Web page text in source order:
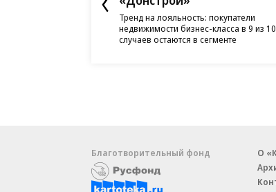
Тренд на лояльность: покупатели
недвижимости бизнес-класса в 9 из 10
случаев остаются в сегменте
Благотворительный фонд
О